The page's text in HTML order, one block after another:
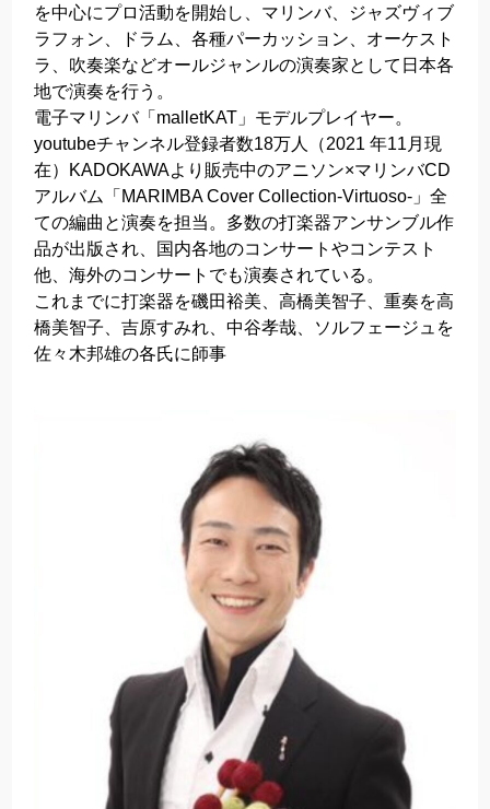
を中心にプロ活動を開始し、マリンバ、ジャズヴィブ
ラフォン、ドラム、各種パーカッション、オーケスト
ラ、吹奏楽などオールジャンルの演奏家として日本各
地で演奏を行う。
電子マリンバ「malletKAT」モデルプレイヤー。
youtubeチャンネル登録者数18万人（2021 年11月現
在）KADOKAWAより販売中のアニソン×マリンバCD
アルバム「MARIMBA Cover Collection-Virtuoso-」全
ての編曲と演奏を担当。多数の打楽器アンサンブル作
品が出版され、国内各地のコンサートやコンテスト
他、海外のコンサートでも演奏されている。
これまでに打楽器を磯田裕美、高橋美智子、重奏を高
橋美智子、吉原すみれ、中谷孝哉、ソルフェージュを
佐々木邦雄の各氏に師事